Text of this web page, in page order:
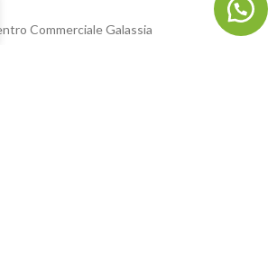
Commerciale Galassia